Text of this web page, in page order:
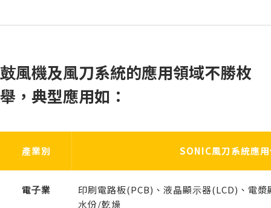
⿎風機及風刀系統的應⽤領域不勝枚
舉，典型應⽤如：
產業別 SONIC風刀系統應
電⼦業
印刷電路板(PCB)、液晶顯⽰器(LCD)、電
⽔份/乾燥
置。
全不用焊接。
質要求作業環境。